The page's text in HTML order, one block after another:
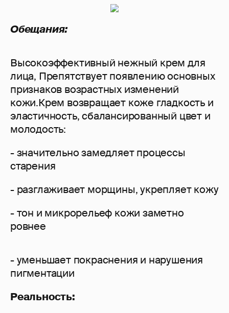
Обещания:
Высокоэффективный нежный крем для
лица, Препятствует появлению основных
признаков возрастных изменений
кожи.Крем возвращает коже гладкость и
эластичность, сбалансированный цвет и
молодость:
- значительно замедляет процессы
старения
- разглаживает морщины, укрепляет кожу
- тон и микрорельеф кожи заметно
ровнее
- уменьшает покраснения и нарушения
пигментации
Реальность: